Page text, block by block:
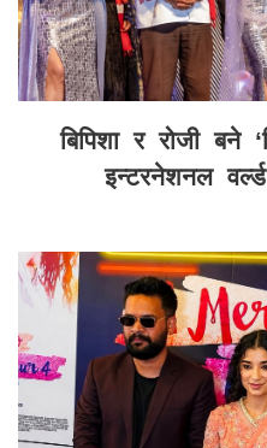
बिपिशा र रोजी बने
इन्टरनेशनल